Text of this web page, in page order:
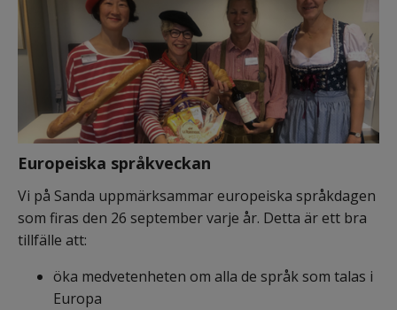
Europeiska språkveckan
Vi på Sanda uppmärksammar europeiska språkdagen
som firas den 26 september varje år. Detta är ett bra
tillfälle att:
öka medvetenheten om alla de språk som talas i
Europa